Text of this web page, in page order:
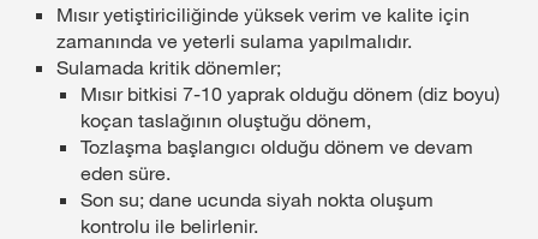
Mısır yetiştiriciliğinde yüksek verim ve kalite için
zamanında ve yeterli sulama yapılmalıdır.
Sulamada kritik dönemler;
Mısır bitkisi 7-10 yaprak olduğu dönem (diz boyu)
koçan taslağının oluştuğu dönem,
Tozlaşma başlangıcı olduğu dönem ve devam
eden süre.
Son su; dane ucunda siyah nokta oluşum
kontrolu ile belirlenir.